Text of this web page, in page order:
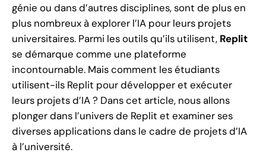
génie ou dans d’autres disciplines, sont de plus en
plus nombreux à explorer l’IA pour leurs projets
universitaires. Parmi les outils qu’ils utilisent, Replit
se démarque comme une plateforme
incontournable. Mais comment les étudiants
utilisent-ils Replit pour développer et exécuter
leurs projets d’IA ? Dans cet article, nous allons
plonger dans l’univers de Replit et examiner ses
diverses applications dans le cadre de projets d’IA
à l’université.